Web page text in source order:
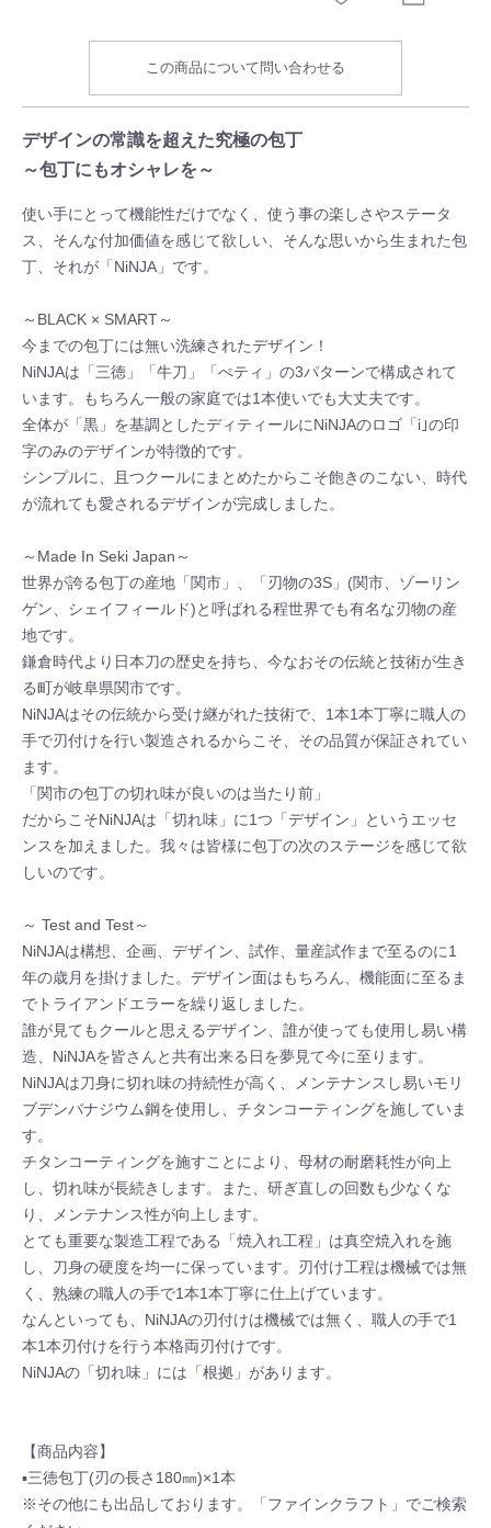
この商品について問い合わせる
デザインの常識を超えた究極の包丁
～包丁にもオシャレを～
使い手にとって機能性だけでなく、使う事の楽しさやステータ
ス、そんな付加価値を感じて欲しい、そんな思いから生まれた包
丁、それが「NiNJA」です。
～BLACK × SMART～
今までの包丁には無い洗練されたデザイン！
NiNJAは「三徳」「牛刀」「ぺティ」の3パターンで構成されて
います。もちろん一般の家庭では1本使いでも大丈夫です。
全体が「黒」を基調としたディティールにNiNJAのロゴ「i｣の印
字のみのデザインが特徴的です。
シンプルに、且つクールにまとめたからこそ飽きのこない、時代
が流れても愛されるデザインが完成しました。
～Made In Seki Japan～
世界が誇る包丁の産地「関市」、「刃物の3S」(関市、ゾーリン
ゲン、シェイフィールド)と呼ばれる程世界でも有名な刃物の産
地です。
鎌倉時代より日本刀の歴史を持ち、今なおその伝統と技術が生き
る町が岐阜県関市です。
NiNJAはその伝統から受け継がれた技術で、1本1本丁寧に職人の
手で刃付けを行い製造されるからこそ、その品質が保証されてい
ます。
「関市の包丁の切れ味が良いのは当たり前」
だからこそNiNJAは「切れ味」に1つ「デザイン」というエッセ
ンスを加えました。我々は皆様に包丁の次のステージを感じて欲
しいのです。
～ Test and Test～
NiNJAは構想、企画、デザイン、試作、量産試作まで至るのに1
年の歳月を掛けました。デザイン面はもちろん、機能面に至るま
でトライアンドエラーを繰り返しました。
誰が見てもクールと思えるデザイン、誰が使っても使用し易い構
造、NiNJAを皆さんと共有出来る日を夢見て今に至ります。
NiNJAは刀身に切れ味の持続性が高く、メンテナンスし易いモリ
ブデンバナジウム鋼を使用し、チタンコーティングを施していま
す。
チタンコーティングを施すことにより、母材の耐磨耗性が向上
し、切れ味が長続きします。また、研ぎ直しの回数も少なくな
り、メンテナンス性が向上します。
とても重要な製造工程である「焼入れ工程」は真空焼入れを施
し、刀身の硬度を均一に保っています。刃付け工程は機械では無
く、熟練の職人の手で1本1本丁寧に仕上げています。
なんといっても、NiNJAの刃付けは機械では無く、職人の手で1
本1本刃付けを行う本格両刃付けです。
NiNJAの「切れ味」には「根拠」があります。
【商品内容】
▪三徳包丁(刃の長さ180㎜)×1本
※その他にも出品しております。「ファインクラフト」でご検索